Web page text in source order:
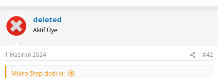
deleted
Aktif Üye
1 Haziran 2024 #42
Mikro Step dedi ki: